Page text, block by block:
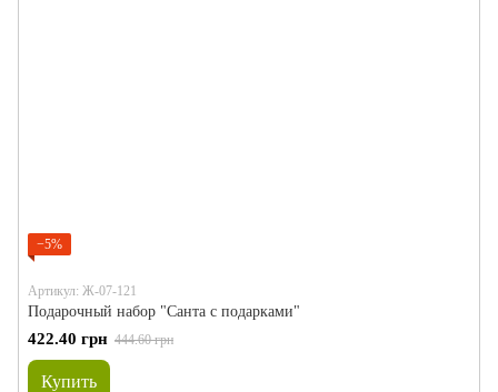
−5%
Артикул: Ж-07-121
Подарочный набор "Санта с подарками"
422.40 грн 444.60 грн
Купить